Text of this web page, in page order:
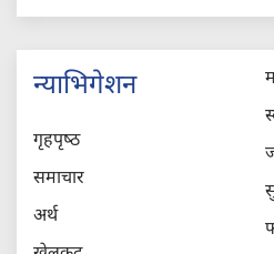
न्याभिगेशन
गृहपृष्‍ठ
समाचार
अर्थ